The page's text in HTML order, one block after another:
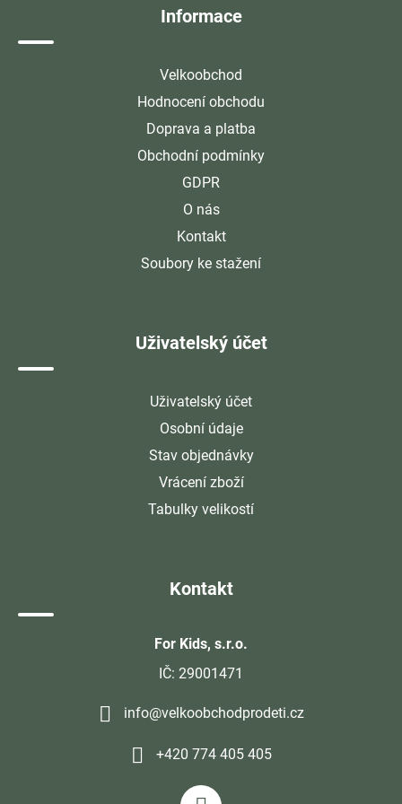
Informace
Velkoobchod
Hodnocení obchodu
Doprava a platba
Obchodní podmínky
GDPR
O nás
Kontakt
Soubory ke stažení
Uživatelský účet
Uživatelský účet
Osobní údaje
Stav objednávky
Vrácení zboží
Tabulky velikostí
Kontakt
For Kids, s.r.o.
IČ: 29001471
info@velkoobchodprodeti.cz
+420 774 405 405